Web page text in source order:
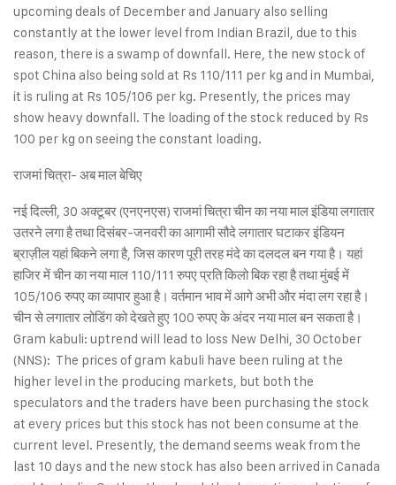
upcoming deals of December and January also selling
constantly at the lower level from Indian Brazil, due to this
reason, there is a swamp of downfall. Here, the new stock of
spot China also being sold at Rs 110/111 per kg and in Mumbai,
it is ruling at Rs 105/106 per kg. Presently, the prices may
show heavy downfall. The loading of the stock reduced by Rs
100 per kg on seeing the constant loading.
राजमां चित्रा- अब माल बेचिए
नई दिल्ली, 30 अक्टूबर (एनएनएस) राजमां चित्रा चीन का नया माल इंडिया लगातार
उतरने लगा है तथा दिसंबर-जनवरी का आगामी सौदे लगातार घटाकर इंडियन
ब्राज़ील यहां बिकने लगा है, जिस कारण पूरी तरह मंदे का दलदल बन गया है। यहां
हाजिर में चीन का नया माल 110/111 रुपए प्रति किलो बिक रहा है तथा मुंबई में
105/106 रुपए का व्यापार हुआ है। वर्तमान भाव में आगे अभी और मंदा लग रहा है।
चीन से लगातार लोडिंग को देखते हुए 100 रुपए के अंदर नया माल बन सकता है।
Gram kabuli: uptrend will lead to loss New Delhi, 30 October
(NNS): The prices of gram kabuli have been ruling at the
higher level in the producing markets, but both the
speculators and the traders have been purchasing the stock
at every prices but this stock has not been consume at the
current level. Presently, the demand seems weak from the
last 10 days and the new stock has also been arrived in Canada